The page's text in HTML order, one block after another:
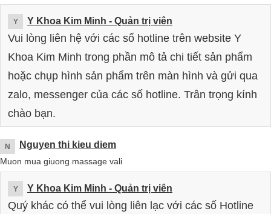
Y Y Khoa Kim Minh - Quản trị viên
Vui lòng liên hệ với các số hotline trên website Y
Khoa Kim Minh trong phần mô tả chi tiết sản phẩm
hoặc chụp hình sản phẩm trên màn hình và gửi qua
zalo, messenger của các số hotline. Trân trọng kính
chào bạn.
N Nguyen thi kieu diem
Muon mua giuong massage vali
Y Y Khoa Kim Minh - Quản trị viên
Quý khác có thể vui lòng liên lạc với các số Hotline